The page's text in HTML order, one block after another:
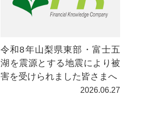
令和8年山梨県東部・富士五
湖を震源とする地震により被
害を受けられました皆さまへ
2026.06.27